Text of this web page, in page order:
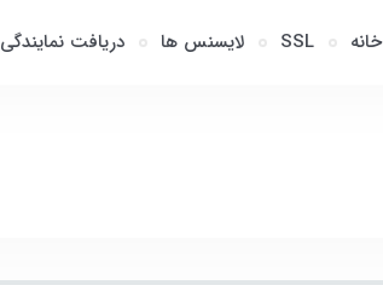
خانه SSL لایسنس ها دریافت نمایندگی